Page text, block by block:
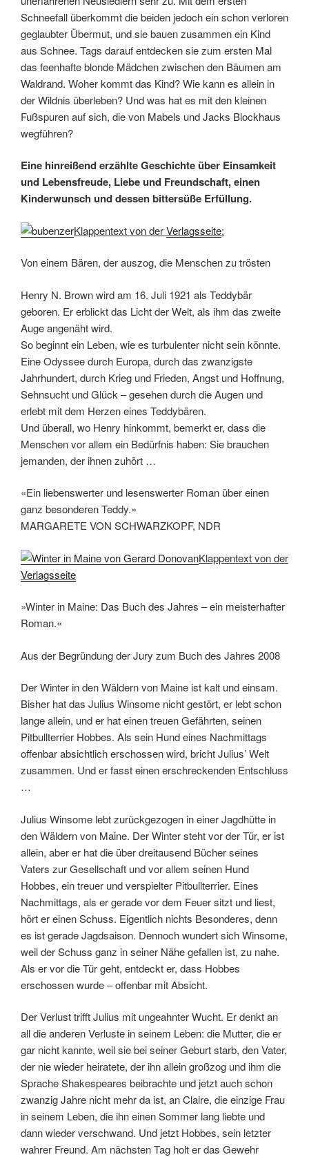
Schneefall überkommt die beiden jedoch ein schon verloren
geglaubter Übermut, und sie bauen zusammen ein Kind
aus Schnee. Tags darauf entdecken sie zum ersten Mal
das feenhafte blonde Mädchen zwischen den Bäumen am
Waldrand. Woher kommt das Kind? Wie kann es allein in
der Wildnis überleben? Und was hat es mit den kleinen
Fußspuren auf sich, die von Mabels und Jacks Blockhaus
wegführen?
Eine hinreißend erzählte Geschichte über Einsamkeit
und Lebensfreude, Liebe und Freundschaft, einen
Kinderwunsch und dessen bittersüße Erfüllung.
Klappentext von derVerlagsseite:
Von einem Bären, der auszog, die Menschen zu trösten
Henry N. Brown wird am 16. Juli 1921 als Teddybär
geboren. Er erblickt das Licht der Welt, als ihm das zweite
Auge angenäht wird.
So beginnt ein Leben, wie es turbulenter nicht sein könnte.
Eine Odyssee durch Europa, durch das zwanzigste
Jahrhundert, durch Krieg und Frieden, Angst und Hoffnung,
Sehnsucht und Glück – gesehen durch die Augen und
erlebt mit dem Herzen eines Teddybären.
Und überall, wo Henry hinkommt, bemerkt er, dass die
Menschen vor allem ein Bedürfnis haben: Sie brauchen
jemanden, der ihnen zuhört …
«Ein liebenswerter und lesenswerter Roman über einen
ganz besonderen Teddy.»
MARGARETE VON SCHWARZKOPF, NDR
Klappentext von der
Verlagsseite
»Winter in Maine: Das Buch des Jahres – ein meisterhafter
Roman.«
Aus der Begründung der Jury zum Buch des Jahres 2008
Der Winter in den Wäldern von Maine ist kalt und einsam.
Bisher hat das Julius Winsome nicht gestört, er lebt schon
lange allein, und er hat einen treuen Gefährten, seinen
Pitbullterrier Hobbes. Als sein Hund eines Nachmittags
offenbar absichtlich erschossen wird, bricht Julius’ Welt
zusammen. Und er fasst einen erschreckenden Entschluss
…
Julius Winsome lebt zurückgezogen in einer Jagdhütte in
den Wäldern von Maine. Der Winter steht vor der Tür, er ist
allein, aber er hat die über dreitausend Bücher seines
Vaters zur Gesellschaft und vor allem seinen Hund
Hobbes, ein treuer und verspielter Pitbullterrier. Eines
Nachmittags, als er gerade vor dem Feuer sitzt und liest,
hört er einen Schuss. Eigentlich nichts Besonderes, denn
es ist gerade Jagdsaison. Dennoch wundert sich Winsome,
weil der Schuss ganz in seiner Nähe gefallen ist, zu nahe.
Als er vor die Tür geht, entdeckt er, dass Hobbes
erschossen wurde – offenbar mit Absicht.
Der Verlust trifft Julius mit ungeahnter Wucht. Er denkt an
all die anderen Verluste in seinem Leben: die Mutter, die er
gar nicht kannte, weil sie bei seiner Geburt starb, den Vater,
der nie wieder heiratete, der ihn allein großzog und ihm die
Sprache Shakespeares beibrachte und jetzt auch schon
zwanzig Jahre nicht mehr da ist, an Claire, die einzige Frau
in seinem Leben, die ihn einen Sommer lang liebte und
dann wieder verschwand. Und jetzt Hobbes, sein letzter
wahrer Freund. Am nächsten Tag holt er das Gewehr